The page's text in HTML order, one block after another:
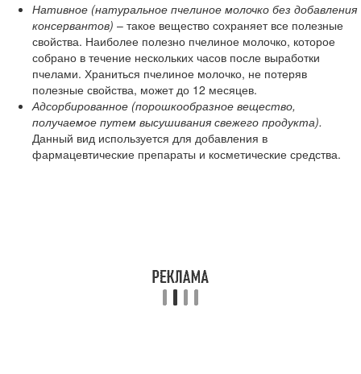
Нативное (натуральное пчелиное молочко без добавления
консервантов) – такое вещество сохраняет все полезные
свойства. Наиболее полезно пчелиное молочко, которое
собрано в течение нескольких часов после выработки
пчелами. Храниться пчелиное молочко, не потеряв
полезные свойства, может до 12 месяцев.
Адсорбированное (порошкообразное вещество,
получаемое путем высушивания свежего продукта).
Данный вид используется для добавления в
фармацевтические препараты и косметические средства.